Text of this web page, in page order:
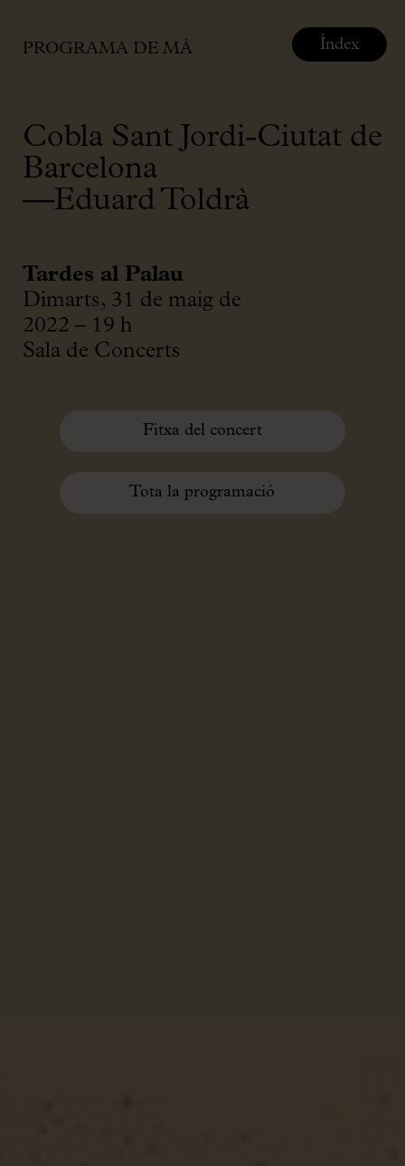
PROGRAMA DE MÀ
Cobla Sant Jordi-Ciutat de
Barcelona
—Eduard Toldrà
Tardes al Palau
Dimarts, 31 de maig de
2022 – 19 h
Sala de Concerts
Fitxa del concert
Tota la programació
Índex